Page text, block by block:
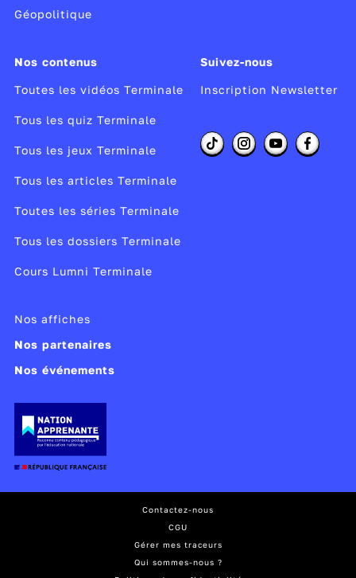
Géopolitique
Nos contenus
Toutes les vidéos Terminale
Tous les quiz Terminale
Tous les jeux Terminale
Tous les articles Terminale
Toutes les séries Terminale
Tous les dossiers Terminale
Cours Lumni Terminale
Suivez-nous
Inscription Newsletter
Nos affiches
Nos partenaires
Nos événements
Contactez-nous
CGU
Gérer mes traceurs
Qui sommes-nous ?